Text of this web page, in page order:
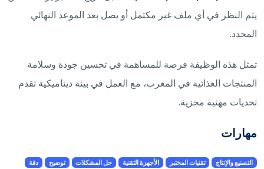
يتم النظر في أي ملف غير مكتمل أو يصل بعد الموعد النهائي
المحدد.
تمثل هذه الوظيفة فرصة للمساهمة في تحسين جودة وسلامة
المنتجات الغذائية في المغرب، مع العمل في بيئة ديناميكية تقدم
تحديات مهنية مجزية.
مهارات
التصنيع والإنتاج تقنيات المختبر الأجهزة التقنية حل المشكلات توضيح
دقة